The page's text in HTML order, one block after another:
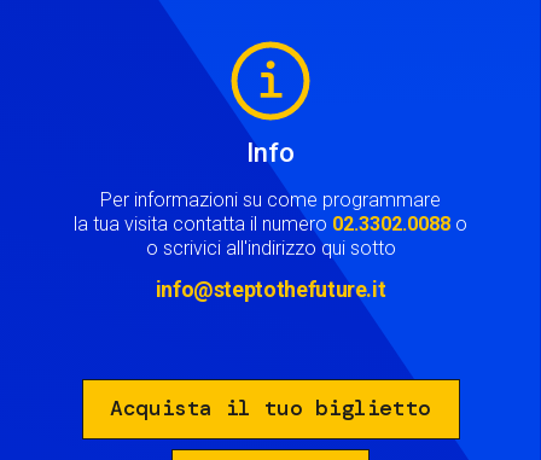
Info
Per informazioni su come programmare
la tua visita contatta il numero 02.3302.0088 o
o scrivici all'indirizzo qui sotto
info@steptothefuture.it
Acquista il tuo biglietto